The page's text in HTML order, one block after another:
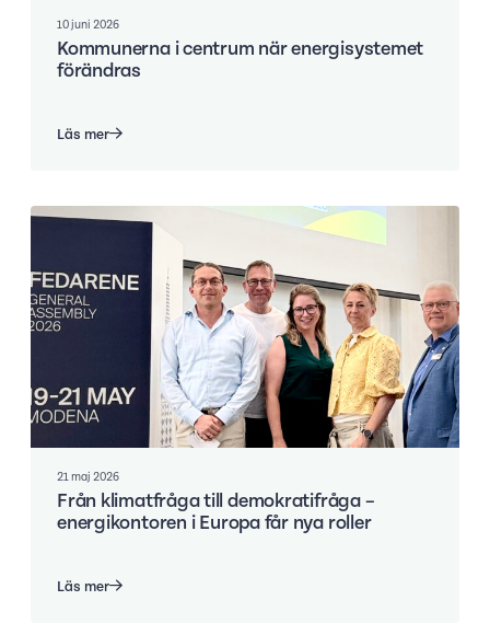
10 juni 2026
Kommunerna i centrum när energisystemet
förändras
Läs mer
21 maj 2026
Från klimatfråga till demokratifråga –
energikontoren i Europa får nya roller
Läs mer